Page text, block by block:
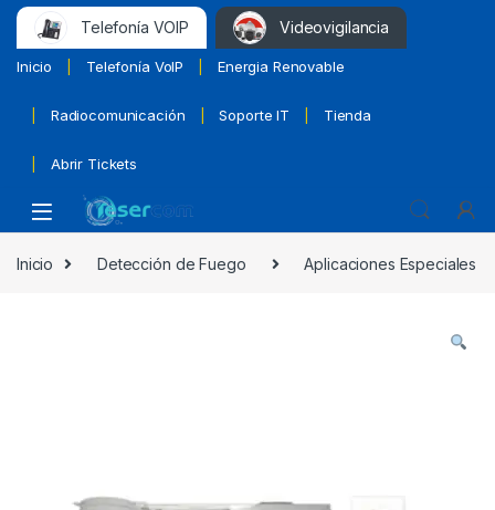
Telefonía VOIP Videovigilancia
Inicio Telefonía VoIP Energia Renovable
Radiocomunicación Soporte IT Tienda
Abrir Tickets
Inicio Detección de Fuego Aplicaciones Especiales